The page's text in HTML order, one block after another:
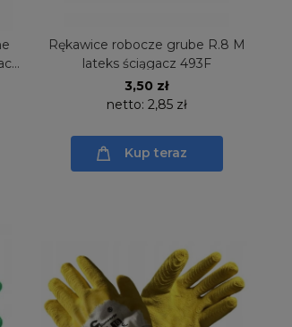
Rękawice robocze grube R.8 M
lateks ściągacz 493F
3,50 zł
netto: 2,85 zł
Kup teraz